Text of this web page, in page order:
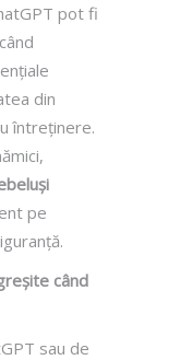
pot fi
din
întreținere.
pe
când
sau de